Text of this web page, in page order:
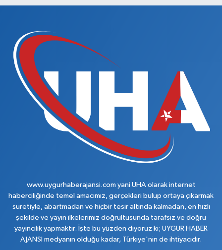
www.uygurhaberajansi.com yani UHA olarak internet
haberciliğinde temel amacımız, gerçekleri bulup ortaya çıkarmak
suretiyle, abartmadan ve hiçbir tesir altında kalmadan, en hızlı
şekilde ve yayın ilkelerimiz doğrultusunda tarafsız ve doğru
yayıncılık yapmaktır. İşte bu yüzden diyoruz ki; UYGUR HABER
AJANSI medyanın olduğu kadar, Türkiye'nin de ihtiyacıdır.